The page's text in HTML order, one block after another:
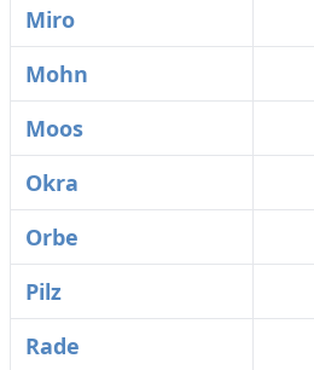
Miro
Mohn
Moos
Okra
Orbe
Pilz
Rade